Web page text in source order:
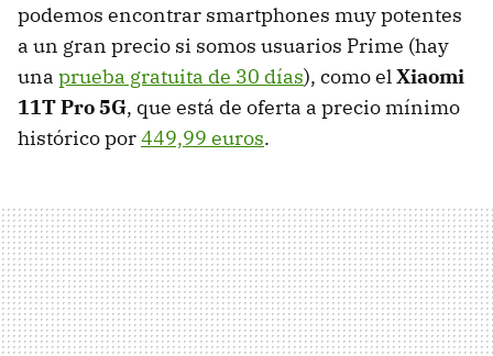
podemos encontrar smartphones muy potentes
a un gran precio si somos usuarios Prime (hay
una prueba gratuita de 30 días), como elXiaomi
11T Pro 5G, que está de oferta a precio mínimo
histórico por449,99 euros.